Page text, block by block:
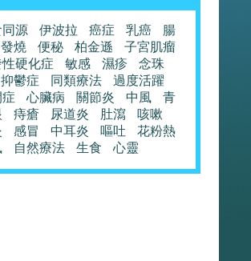
源 伊波拉 癌症 乳癌
腸
發燒
便秘 柏金遜
子宮肌瘤
硬化症
敏感 濕疹
念珠
抑鬱症
同類療法
過度活躍
心臟病 關節炎 中風
青
痔瘡 尿道炎 肚瀉
咳嗽
感冒 中耳炎 嘔吐
花粉熱
自然療法 生食 心靈